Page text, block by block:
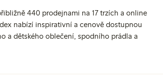
440 prodejnami na 17 trzích a online
nabízí inspirativní a cenově dostupnou
a dětského oblečení, spodního prádla a